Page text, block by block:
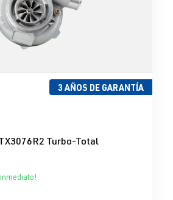
3 AÑOS DE GARANTÍA
de 0 de 5 estrellas
Turbo-Total